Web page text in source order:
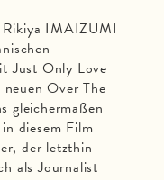
Rikiya IMAIZUMI
Just Only Love
Over The
gleichermaßen
diesem Film
der letzthin
als Journalist